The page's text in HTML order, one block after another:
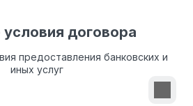
договора
предоставления банковских и
иных услуг